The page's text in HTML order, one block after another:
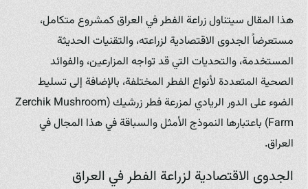
هذا المقال سيتناول زراعة الفطر في العراق كمشروع متكامل،
مستعرضاً الجدوى الاقتصادية لزراعته، والتقنيات الحديثة
المستخدمة، والتحديات التي قد تواجه المزارعين، والفوائد
الصحية المتعددة لأنواع الفطر المختلفة، بالإضافة إلى تسليط
الضوء على الدور الريادي لمزرعة فطر زرشيك (Zerchik Mushroom
Farm) باعتبارها النموذج الأمثل والسباقة في هذا المجال في
العراق.
الجدوى الاقتصادية لزراعة الفطر في العراق